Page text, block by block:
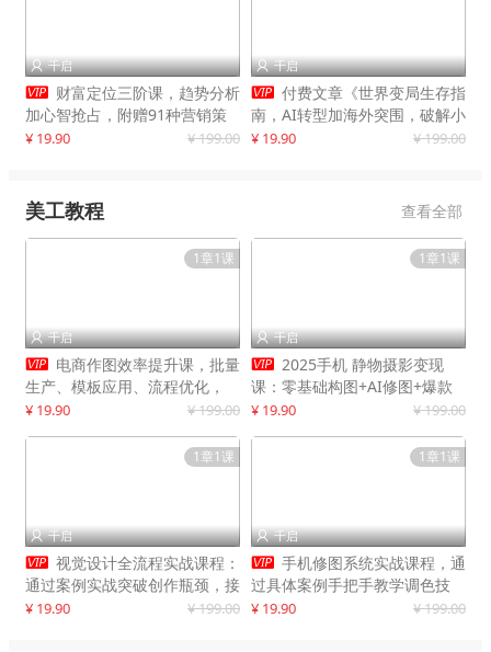
 千启
 财富定位三阶课，趋势分析
加心智抢占，附赠91种营销策
略模型
¥ 19.90 ¥ 199.00
 千启
 付费文章《世界变局生存指
南，AI转型加海外突围，破解小
城市生存陷阱》
¥ 19.90 ¥ 199.00
美工教程 查看全部
1章1课
 千启
 电商作图效率提升课，批量
生产、模板应用、流程优化，
20+细分品类实操案例，月赚3
¥ 19.90 ¥ 199.00
1章1课
 千启
 2025手机 静物摄影变现
课：零基础构图+AI修图+爆款
创作
¥ 19.90 ¥ 199.00
1章1课
 千启
 视觉设计全流程实战课程：
通过案例实战突破创作瓶颈，接
单月入20000+
¥ 19.90 ¥ 199.00
1章1课
 千启
 手机修图系统实战课程，通
过具体案例手把手教学调色技
巧，实现副业变现
¥ 19.90 ¥ 199.00